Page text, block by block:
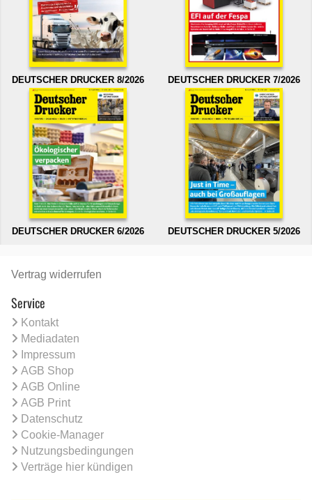
DEUTSCHER DRUCKER 8/2026 DEUTSCHER DRUCKER 7/2026
DEUTSCHER DRUCKER 6/2026 DEUTSCHER DRUCKER 5/2026
Vertrag widerrufen
Service
Kontakt
Mediadaten
Impressum
AGB Shop
AGB Online
AGB Print
Datenschutz
Cookie-Manager
Nutzungsbedingungen
Verträge hier kündigen